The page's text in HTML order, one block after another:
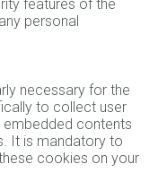
features of the
personal
necessary for the
to collect user
embedded contents
It is mandatory to
cookies on your